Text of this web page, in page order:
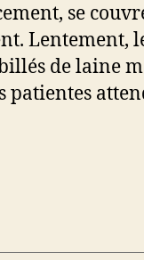
se
Lentement,
de laine
patientes